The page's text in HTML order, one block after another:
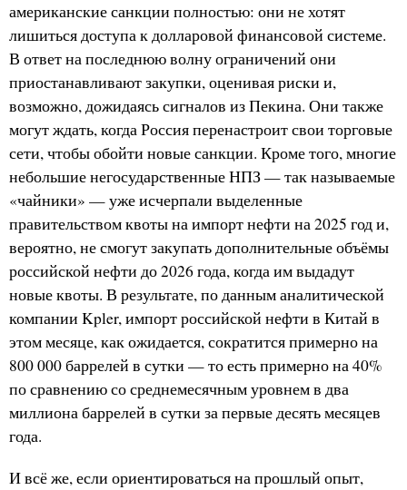
американские санкции полностью: они не хотят
лишиться доступа к долларовой финансовой системе.
В ответ на последнюю волну ограничений они
приостанавливают закупки, оценивая риски и,
возможно, дожидаясь сигналов из Пекина. Они также
могут ждать, когда Россия перенастроит свои торговые
сети, чтобы обойти новые санкции. Кроме того, многие
небольшие негосударственные НПЗ — так называемые
«чайники» — уже исчерпали выделенные
правительством квоты на импорт нефти на 2025 год и,
вероятно, не смогут закупать дополнительные объёмы
российской нефти до 2026 года, когда им выдадут
новые квоты. В результате, по данным аналитической
компании Kpler, импорт российской нефти в Китай в
этом месяце, как ожидается, сократится примерно на
800 000 баррелей в сутки — то есть примерно на 40%
по сравнению со среднемесячным уровнем в два
миллиона баррелей в сутки за первые десять месяцев
года.
И всё же, если ориентироваться на прошлый опыт,